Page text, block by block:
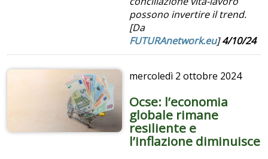
possono invertire il trend.
[Da
FUTURAnetwork.eu]4/10/24
mercoledì 2 ottobre 2024
Ocse: l’economia
globale rimane
resiliente e
l’inflazione diminuisce